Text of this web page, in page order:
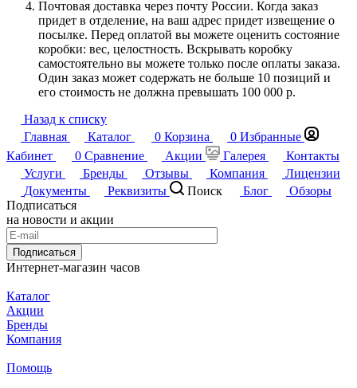
Почтовая доставка через почту России. Когда заказ
придет в отделение, на ваш адрес придет извещение о
посылке. Перед оплатой вы можете оценить состояние
коробки: вес, целостность. Вскрывать коробку
самостоятельно вы можете только после оплаты заказа.
Один заказ может содержать не больше 10 позиций и
его стоимость не должна превышать 100 000 р.
Назад к списку
Главная
Каталог 0 Корзина 0 Избранные
Кабинет
0 Сравнение Акции Галерея
Контакты
Услуги
Бренды Отзывы Компания
Лицензии
Документы
Реквизиты Поиск Блог
Обзоры
Подписаться
на новости и акции
Подписаться
Интернет-магазин часов
Каталог
Акции
Бренды
Компания
Помощь